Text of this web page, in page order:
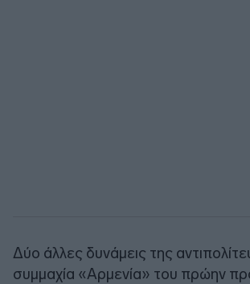
Δύο άλλες δυνάμεις της
συμμαχία «Αρμενία» του πρώην